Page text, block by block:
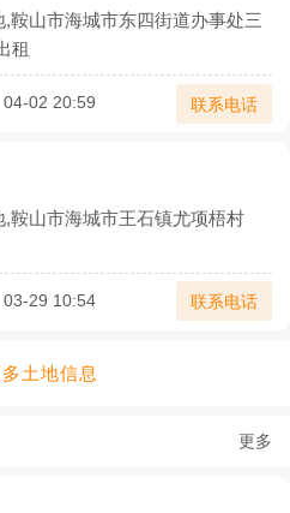
鞍山市海城市东四街道办事处三
租
04-02 20:59 联系电话
鞍山市海城市王石镇尤项梧村
03-29 10:54 联系电话
土地信息
更多